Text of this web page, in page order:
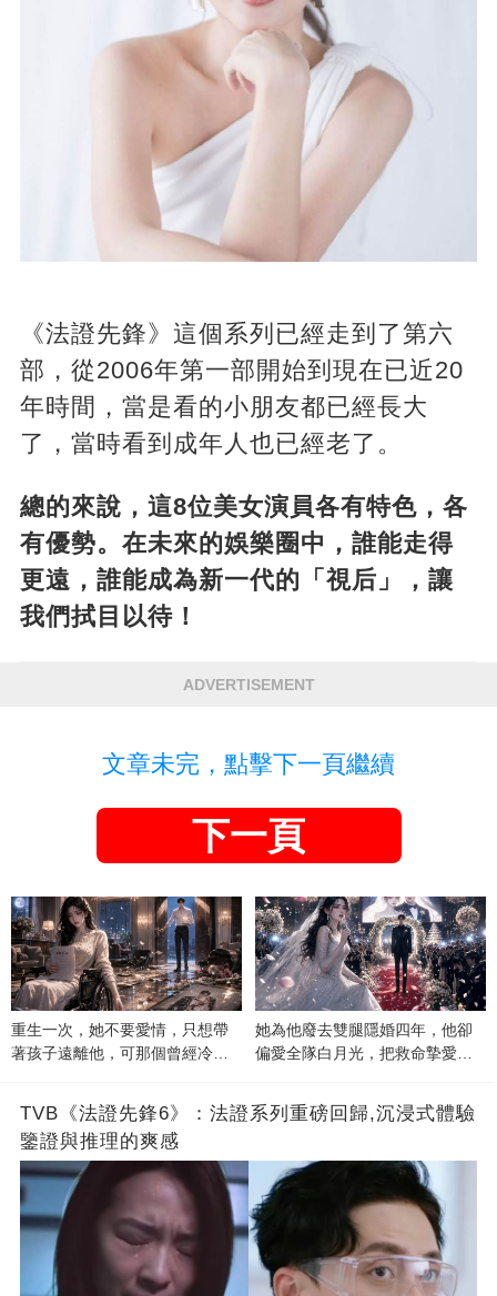
《法證先鋒》這個系列已經走到了第六
部，從2006年第一部開始到現在已近20
年時間，當是看的小朋友都已經長大
了，當時看到成年人也已經老了。
總的來說，這8位美女演員各有特色，各
有優勢。在未來的娛樂圈中，誰能走得
更遠，誰能成為新一代的「視后」，讓
我們拭目以待！
ADVERTISEMENT
文章未完，點擊下一頁繼續
下一頁
重生一次，她不要愛情，只想帶
著孩子遠離他，可那個曾經冷漠
她為他廢去雙腿隱婚四年，他卻
偏愛全隊白月光，把救命摯愛當
TVB《法證先鋒6》：法證系列重磅回歸,沉浸式體驗
鑒證與推理的爽感